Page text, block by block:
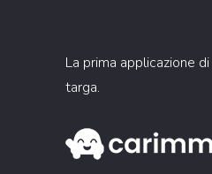
La prima applicazione
targa.